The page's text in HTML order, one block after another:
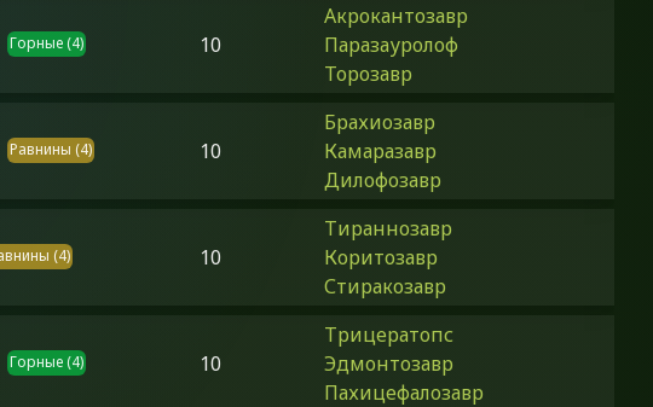
Горные(4) 10
Акрокантозавр
Паразауролоф
Торозавр
Равнины (4) 10
Брахиозавр
Камаразавр
Дилофозавр
(4) 10
Тираннозавр
Коритозавр
Стиракозавр
Горные(4) 10
Трицератопс
Эдмонтозавр
Пахицефалозавр